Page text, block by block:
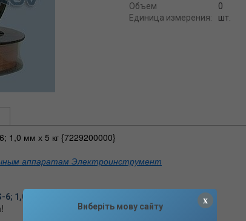
Объем
0
Единица измерения:
шт.
1,0 мм х 5 кг {7229200000}
аппаратам Электроинструмент
6; 1,0 мм х 5 кг {7229200000} отзывы x
Виберіть мову сайту